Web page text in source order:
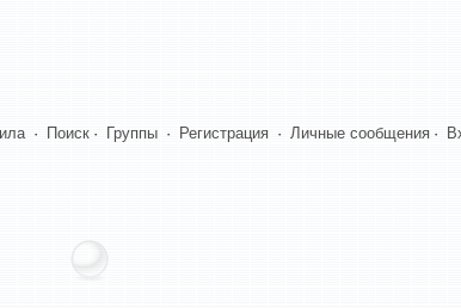
· Поиск · Группы · Регистрация · Личные сообщения ·